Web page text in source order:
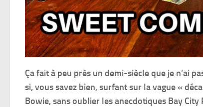
Ça fait à peu près un demi-siècle que je n’ai
si, vous savez bien, surfant sur la vague «
Bowie, sans oublier les anecdotiques Bay City